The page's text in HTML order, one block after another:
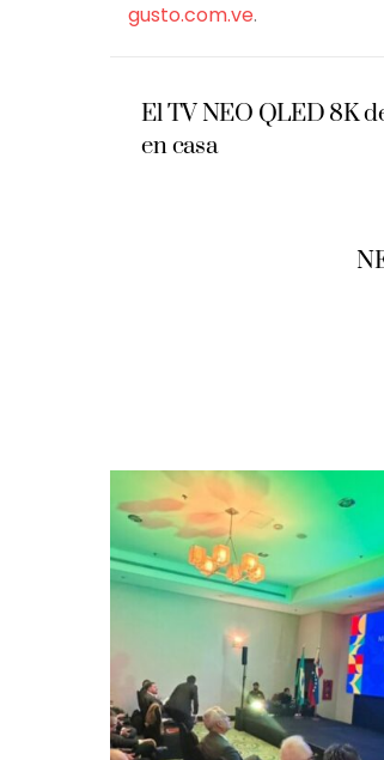
gusto.com.ve.
El TV NEO QLED 8K
en casa